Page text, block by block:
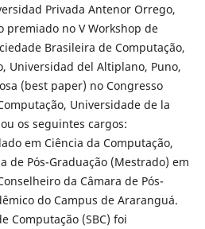
Privada Antenor Orrego,
premiado no V Workshop de
Brasileira de Computação,
Universidad del Altiplano, Puno,
(best paper) no Congresso
Universidade de la
os seguintes cargos:
em Ciência da Computação,
de Pós-Graduação (Mestrado) em
da Câmara de Pós-
do Campus de Araranguá.
Computação (SBC) foi